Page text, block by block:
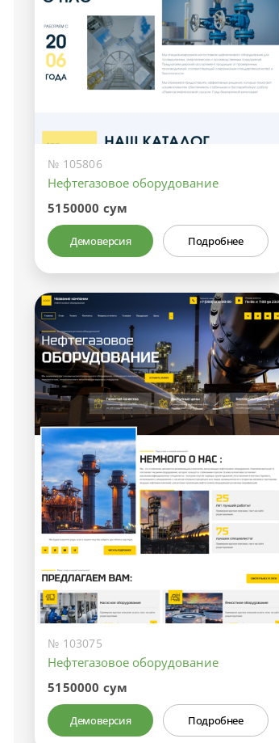
№ 105806
Нефтегазовое оборудование
5150000 сум
Демоверсия Подробнее
№ 103075
Нефтегазовое оборудование
5150000 сум
Демоверсия Подробнее